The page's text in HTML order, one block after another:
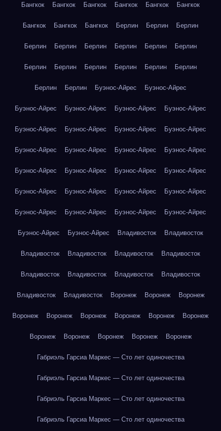
Бангкок Бангкок Бангкок Бангкок Бангкок Бангкок
Бангкок Бангкок Бангкок Берлин Берлин Берлин
Берлин Берлин Берлин Берлин Берлин Берлин
Берлин Берлин Берлин Берлин Берлин Берлин
Берлин Берлин Буэнос-Айрес Буэнос-Айрес
Буэнос-Айрес Буэнос-Айрес Буэнос-Айрес Буэнос-Айрес
Буэнос-Айрес Буэнос-Айрес Буэнос-Айрес Буэнос-Айрес
Буэнос-Айрес Буэнос-Айрес Буэнос-Айрес Буэнос-Айрес
Буэнос-Айрес Буэнос-Айрес Буэнос-Айрес Буэнос-Айрес
Буэнос-Айрес Буэнос-Айрес Буэнос-Айрес Буэнос-Айрес
Буэнос-Айрес Буэнос-Айрес Буэнос-Айрес Буэнос-Айрес
Буэнос-Айрес Буэнос-Айрес Владивосток Владивосток
Владивосток Владивосток Владивосток Владивосток
Владивосток Владивосток Владивосток Владивосток
Владивосток Владивосток Воронеж Воронеж Воронеж
Воронеж Воронеж Воронеж Воронеж Воронеж Воронеж
Воронеж Воронеж Воронеж Воронеж Воронеж
Габриэль Гарсиа Маркес — Сто лет одиночества
Габриэль Гарсиа Маркес — Сто лет одиночества
Габриэль Гарсиа Маркес — Сто лет одиночества
Габриэль Гарсиа Маркес — Сто лет одиночества